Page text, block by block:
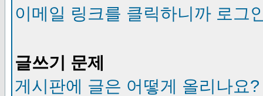
이메일 링크를 클릭하니까 로그
글쓰기 문제
게시판에 글은 어떻게 올리나요?